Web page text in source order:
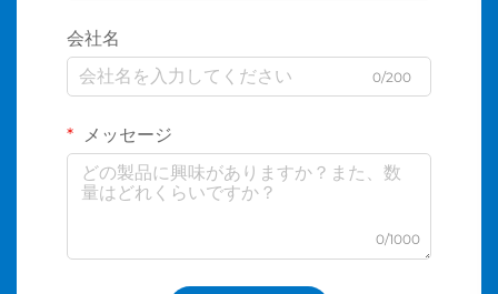
会社名
0/200
メッセージ
0/1000